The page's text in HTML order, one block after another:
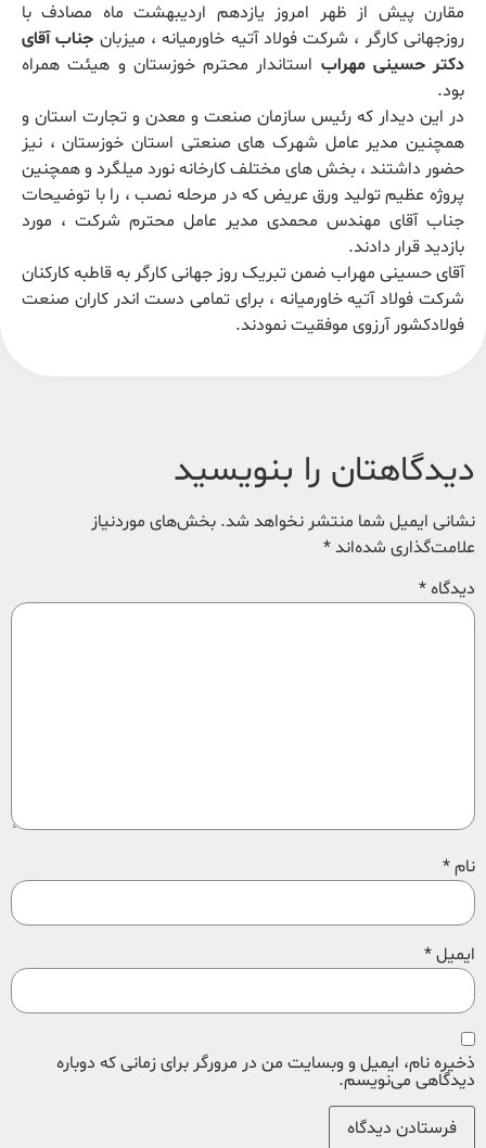
مقارن پیش از ظهر امروز یازدهم اردیبهشت ماه مصادف با
روزجهانی کارگر ، شرکت فولاد آتیه خاورمیانه ، میزبان جناب آقای
دکتر حسینی مهراب استاندار محترم خوزستان و هیئت همراه
بود.
در این دیدار که رئیس سازمان صنعت و معدن و تجارت استان و
همچنین مدیر عامل شهرک های صنعتی استان خوزستان ، نیز
حضور داشتند ، بخش های مختلف کارخانه نورد میلگرد و همچنین
پروژه عظیم تولید ورق عریض که در مرحله نصب ، را با توضیحات
جناب آقای مهندس محمدی مدیر عامل محترم شرکت ، مورد
بازدید قرار دادند.
آقای حسینی مهراب ضمن تبریک روز جهانی کارگر به قاطبه کارکنان
شرکت فولاد آتیه خاورمیانه ، برای تمامی دست اندر کاران صنعت
فولادکشور آرزوی موفقیت نمودند.
دیدگاهتان را بنویسید
نشانی ایمیل شما منتشر نخواهد شد. بخش‌های موردنیاز
علامت‌گذاری شده‌اند*
دیدگاه*
نام*
ایمیل*
ذخیره نام، ایمیل و وبسایت من در مرورگر برای زمانی که دوباره
دیدگاهی می‌نویسم.